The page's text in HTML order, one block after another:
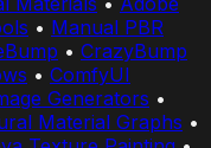
• Manual PBR
• CrazyBump
• ComfyUI
Generators •
Material Graphs •